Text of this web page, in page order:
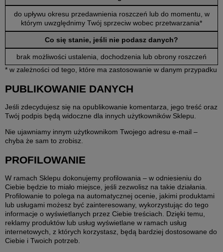
do upływu okresu przedawnienia roszczeń lub do momentu, w
którym uwzględnimy Twój sprzeciw wobec przetwarzania*
Co się stanie, jeśli nie podasz danych?
brak możliwości ustalenia, dochodzenia lub obrony roszczeń
* w zależności od tego, które ma zastosowanie w danym przypadku
PUBLIKOWANIE DANYCH
Jeśli zdecydujesz się na opublikowanie komentarza, jego treść oraz
Twój podpis będą widoczne dla innych użytkowników Sklepu.
Nie ujawniamy innym użytkownikom Twojego adresu e-mail –
chyba że sam to zrobisz.
PROFILOWANIE
W ramach Sklepu dokonujemy profilowania – w odniesieniu do
Ciebie będzie to miało miejsce, jeśli zezwolisz na takie działania.
Profilowanie to polega na automatycznej ocenie, jakimi produktami
lub usługami możesz być zainteresowany, wykorzystując do tego
informacje o wyświetlanych przez Ciebie treściach. Dzięki temu,
reklamy produktów lub usług wyświetlane w ramach usług
internetowych, z których korzystasz, będą bardziej dostosowane do
Ciebie i Twoich potrzeb.